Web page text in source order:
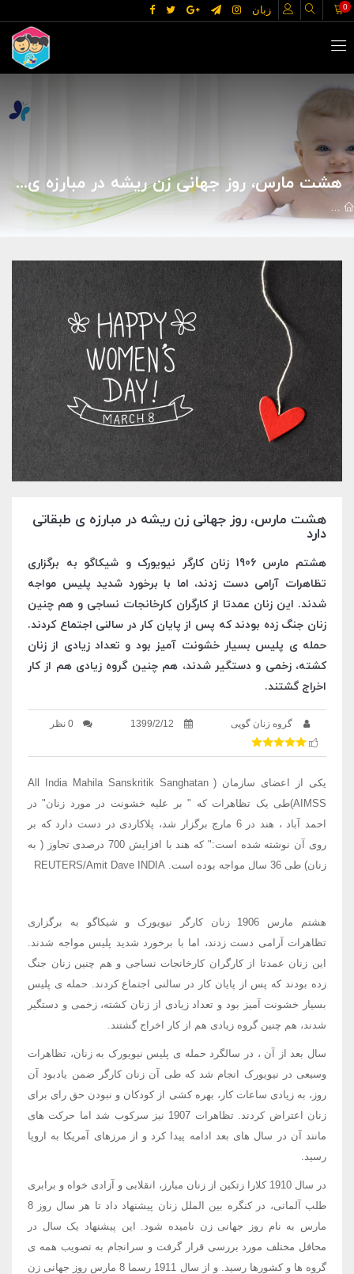
زبان 0
هشت مارس، روز جهانی زن ریشه در مبارزه ی طبقاتی دارد
خانه و خانواده هشت مارس، روز جهانی زن ریشه در
هشت مارس، روز جهانی زن ریشه در مبارزه ی طبقاتی
دارد
هشتم مارس 1906 زنان کارگر نیویورک و شیکاگو به برگزاری
تظاهرات آرامی دست زدند، اما با برخورد شدید پلیس مواجه
شدند. این زنان عمدتا از کارگران کارخانجات نساجی و هم چنین
زنان جنگ زده بودند که پس از پایان کار در سالنی اجتماع کردند.
حمله ی پلیس بسیار خشونت آمیز بود و تعداد زیادی از زنان
کشته، زخمی و دستگیر شدند، هم چنین گروه زیادی هم از کار
اخراج گشتند.
گروه زنان گوپی 1399/2/12 0 نظر
یکی از اعضای سازمان ( All India Mahila Sanskritik Sanghatan
(AIMSSطی یک تظاهرات که " بر علیه خشونت در مورد زنان" در
احمد آباد ، هند در 6 مارچ برگزار شد، پلاکاردی در دست دارد که بر
روی آن نوشته شده است:" که هند با افزایش 700 درصدی تجاوز ( به
زنان) طی 36 سال مواجه بوده است. REUTERS/Amit Dave INDIA
هشتم مارس 1906 زنان کارگر نیویورک و شیکاگو به برگزاری
تظاهرات آرامی دست زدند، اما با برخورد شدید پلیس مواجه شدند.
این زنان عمدتا از کارگران کارخانجات نساجی و هم چنین زنان جنگ
زده بودند که پس از پایان کار در سالنی اجتماع کردند. حمله ی پلیس
بسیار خشونت آمیز بود و تعداد زیادی از زنان کشته، زخمی و دستگیر
شدند، هم چنین گروه زیادی هم از کار اخراج گشتند.
سال بعد از آن ، در سالگرد حمله ی پلیس نیویورک به زنان، تظاهرات
وسیعی در نیویورک انجام شد که طی آن زنان کارگر ضمن یادبود آن
روز، به زیادی ساعات کار، بهره کشی از کودکان و نبودن حق رای برای
زنان اعتراض کردند. تظاهرات 1907 نیز سرکوب شد اما حرکت های
مانند آن در سال های بعد ادامه پیدا کرد و از مرزهای آمریکا به اروپا
رسید.
در سال 1910 کلارا زتکین از زنان مبارز، انقلابی و آزادی خواه و برابری
طلب آلمانی، در کنگره بین الملل زنان پیشنهاد داد تا هر سال روز 8
مارس به نام روز جهانی زن نامیده شود. این پیشنهاد یک سال در
محافل مختلف مورد بررسی قرار گرفت و سرانجام به تصویب همه ی
گروه ها و کشورها رسید. و از سال 1911 رسما 8 مارس روز جهانی زن